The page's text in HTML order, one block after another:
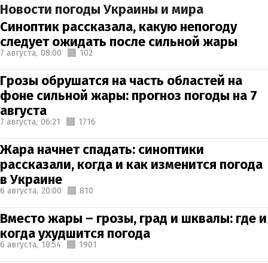
Новости погоды Украины и мира
Синоптик рассказала, какую непогоду
следует ожидать после сильной жары
7 августа, 08:00 102
Грозы обрушатся на часть областей на
фоне сильной жары: прогноз погоды на 7
августа
7 августа, 06:21 1716
Жара начнет спадать: синоптики
рассказали, когда и как изменится погода
в Украине
6 августа, 20:00 810
Вместо жары – грозы, град и шквалы: где и
когда ухудшится погода
6 августа, 18:54 1901